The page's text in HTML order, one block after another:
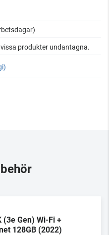
produkter undantagna.
(3e Gen) Wi-Fi +
128GB (2022)